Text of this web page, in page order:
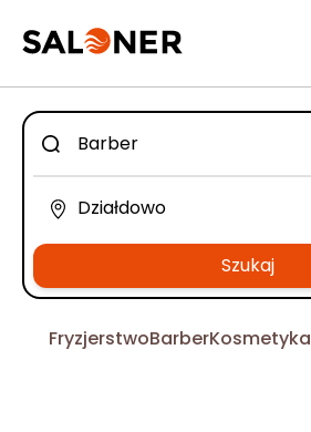
Szukaj
FryzjerstwoBarberKosmetyka